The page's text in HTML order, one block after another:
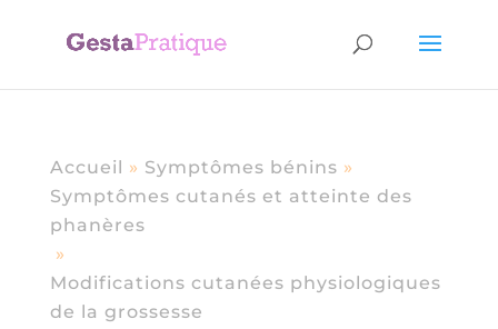
Accueil » Symptômes bénins »
Symptômes cutanés et atteinte des
phanères
»
Modifications cutanées physiologiques
de la grossesse